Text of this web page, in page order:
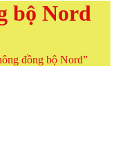
bộ Nord
đồng bộ Nord”